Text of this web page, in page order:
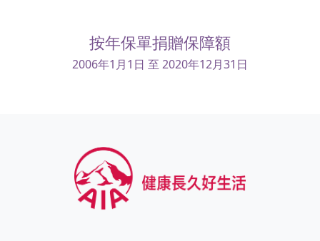
按年保單捐贈保障額
2006年1月1日 至 2020年12月31日